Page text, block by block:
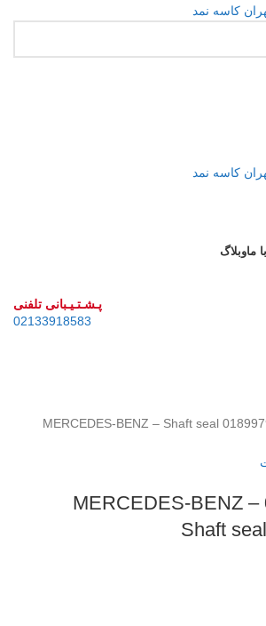
ماوبلاگ
پـشـتـیـبانی تلفنی
02133918583
0189979248 MERCEDES-BENZ – Shaft seal
0189979248 MERCEDES-BENZ –
Shaft